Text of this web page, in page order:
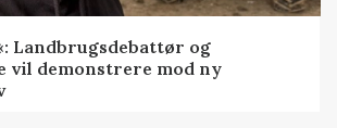
Landbrugsdebattør og
vil demonstrere mod ny